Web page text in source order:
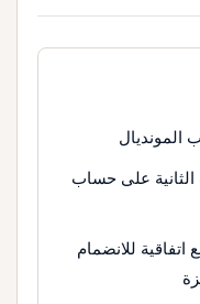
المونديال
الثانية على حساب
للانضمام